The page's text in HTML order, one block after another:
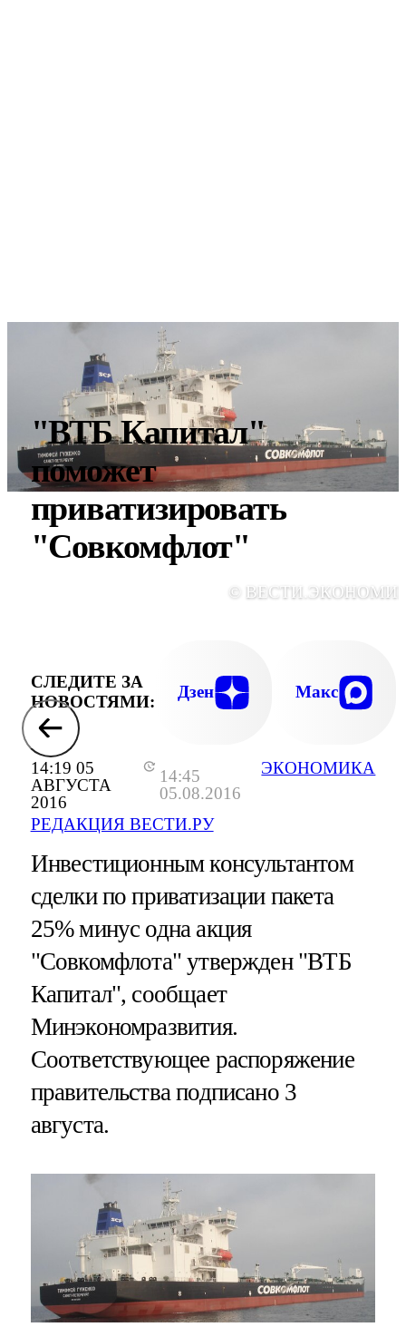
14:19 05
АВГУСТА
2016
14:45
05.08.2016
РЕДАКЦИЯ ВЕСТИ.РУ
ЭКОНОМИКА
"ВТБ Капитал"
поможет
приватизировать
"Совкомфлот"
©
СЛЕДИТЕ ЗА
НОВОСТЯМИ:
Дзен Макс
Инвестиционным консультантом
сделки по приватизации пакета
25% минус одна акция
"Совкомфлота" утвержден "ВТБ
Капитал", сообщает
Минэкономразвития.
Соответствующее распоряжение
правительства подписано 3
августа.